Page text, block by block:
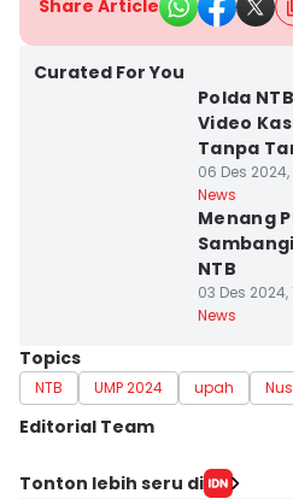
Share Article
Curated For You
Polda
Video
Tanpa
06 Des 2024,
News
Menang
NTB
03 Des 2024,
News
Topics
NTB UMP 2024 upah
Editorial Team
Editor
Tonton lebih seru di